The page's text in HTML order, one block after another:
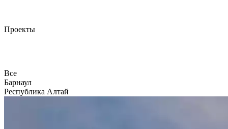
Проекты
Все
Барнаул
Республика Алтай